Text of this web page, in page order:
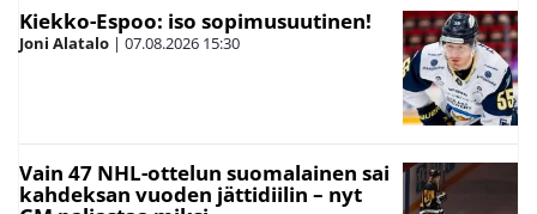
Kiekko-Espoo: iso sopimusuutinen!
Joni Alatalo | 07.08.2026 15:30
Vain 47 NHL-ottelun suomalainen sai
kahdeksan vuoden jättidiilin – nyt